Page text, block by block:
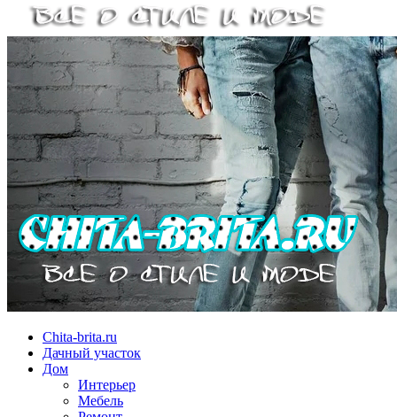
Chita-brita.ru
Дачный участок
Дом
Интерьер
Мебель